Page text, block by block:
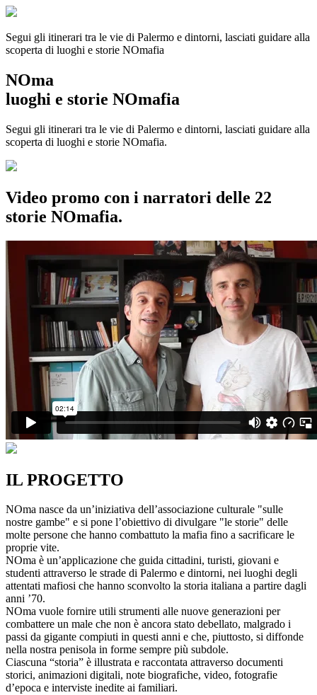
Segui gli itinerari tra le vie di Palermo e dintorni, lasciati guidare alla
scoperta di luoghi e storie NOmafia
NOma
luoghi e storie NOmafia
Segui gli itinerari tra le vie di Palermo e dintorni, lasciati guidare alla
scoperta di luoghi e storie NOmafia.
Video promo con i narratori delle 22
storie NOmafia.
IL PROGETTO
NOma nasce da un’iniziativa dell’associazione culturale "sulle
nostre gambe" e si pone l’obiettivo di divulgare "le storie" delle
molte persone che hanno combattuto la mafia fino a sacrificare le
proprie vite.
NOma è un’applicazione che guida cittadini, turisti, giovani e
studenti attraverso le strade di Palermo e dintorni, nei luoghi degli
attentati mafiosi che hanno sconvolto la storia italiana a partire dagli
anni ’70.
NOma vuole fornire utili strumenti alle nuove generazioni per
combattere un male che non è ancora stato debellato, malgrado i
passi da gigante compiuti in questi anni e che, piuttosto, si diffonde
nella nostra penisola in forme sempre più subdole.
Ciascuna “storia” è illustrata e raccontata attraverso documenti
storici, animazioni digitali, note biografiche, video, fotografie
d’epoca e interviste inedite ai familiari.